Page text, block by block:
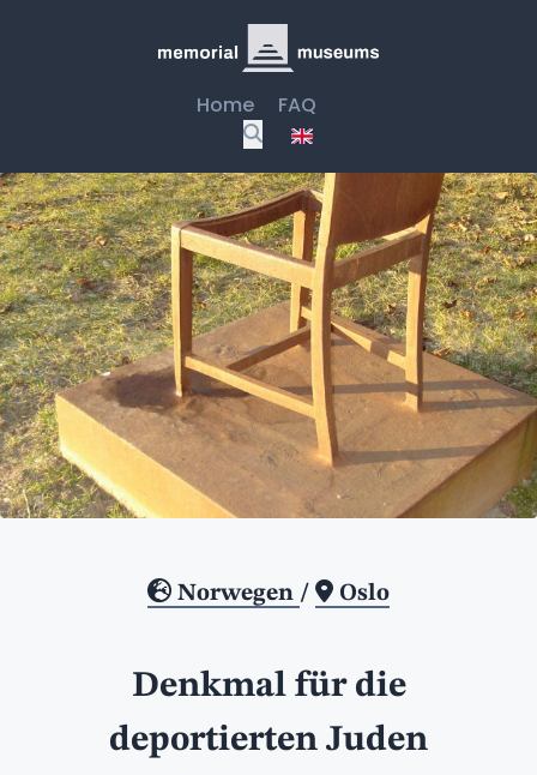
Home FAQ
Norwegen / Oslo
Denkmal für die
deportierten Juden